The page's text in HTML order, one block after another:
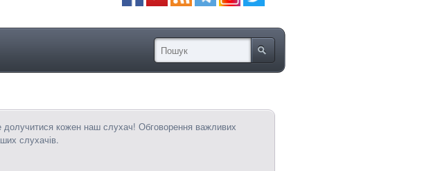
долучитися кожен наш слухач! Обговорення важливих
слухачів.